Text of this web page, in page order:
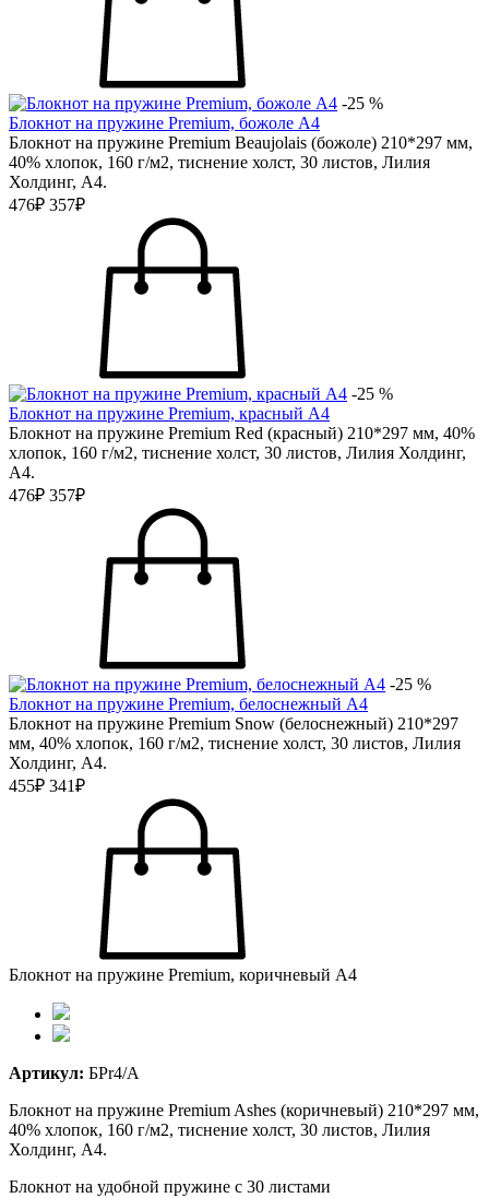
-25 %
Блокнот на пружине Premium, божоле А4
Блокнот на пружине Premium Beaujolais (божоле) 210*297 мм,
40% хлопок, 160 г/м2, тиснение холст, 30 листов, Лилия
Холдинг, А4.
476₽ 357₽
-25 %
Блокнот на пружине Premium, красный А4
Блокнот на пружине Premium Red (красный) 210*297 мм, 40%
хлопок, 160 г/м2, тиснение холст, 30 листов, Лилия Холдинг,
А4.
476₽ 357₽
-25 %
Блокнот на пружине Premium, белоснежный А4
Блокнот на пружине Premium Snow (белоснежный) 210*297
мм, 40% хлопок, 160 г/м2, тиснение холст, 30 листов, Лилия
Холдинг, А4.
455₽ 341₽
Блокнот на пружине Premium, коричневый А4
Артикул: БPr4/A
Блокнот на пружине Premium Ashes (коричневый) 210*297 мм,
40% хлопок, 160 г/м2, тиснение холст, 30 листов, Лилия
Холдинг, А4.
Блокнот на удобной пружине с 30 листами